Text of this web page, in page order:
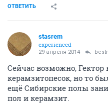
ОТВЕТИТЬ
stasrem
experienced
29 апреля 2014
Сейчас возможно,
керамзитопесок, но то
ещё Сибирские полы
пол и керамзит.